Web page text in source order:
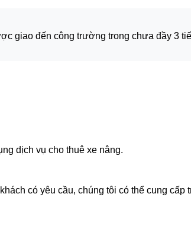
giao đến công trường trong chưa đầy 3
dịch vụ cho thuê xe nâng.
có yêu cầu, chúng tôi có thể cung